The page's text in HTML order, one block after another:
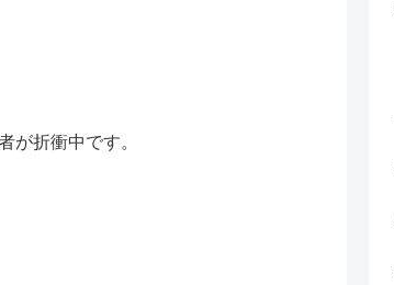
が折衝中です。